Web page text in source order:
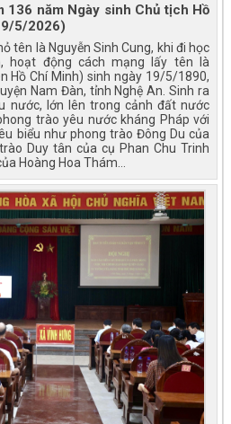
136 năm Ngày sinh Chủ tịch Hồ
5/2026)
tên là Nguyễn Sinh Cung, khi đi học
hoạt động cách mạng lấy tên là
Hồ Chí Minh) sinh ngày 19/5/1890,
Nam Đàn, tỉnh Nghệ An. Sinh ra
nước, lớn lên trong cảnh đất nước
trào yêu nước kháng Pháp với
biểu như phong trào Đông Du của
Duy tân của cụ Phan Chu Trinh
Hoàng Hoa Thám…